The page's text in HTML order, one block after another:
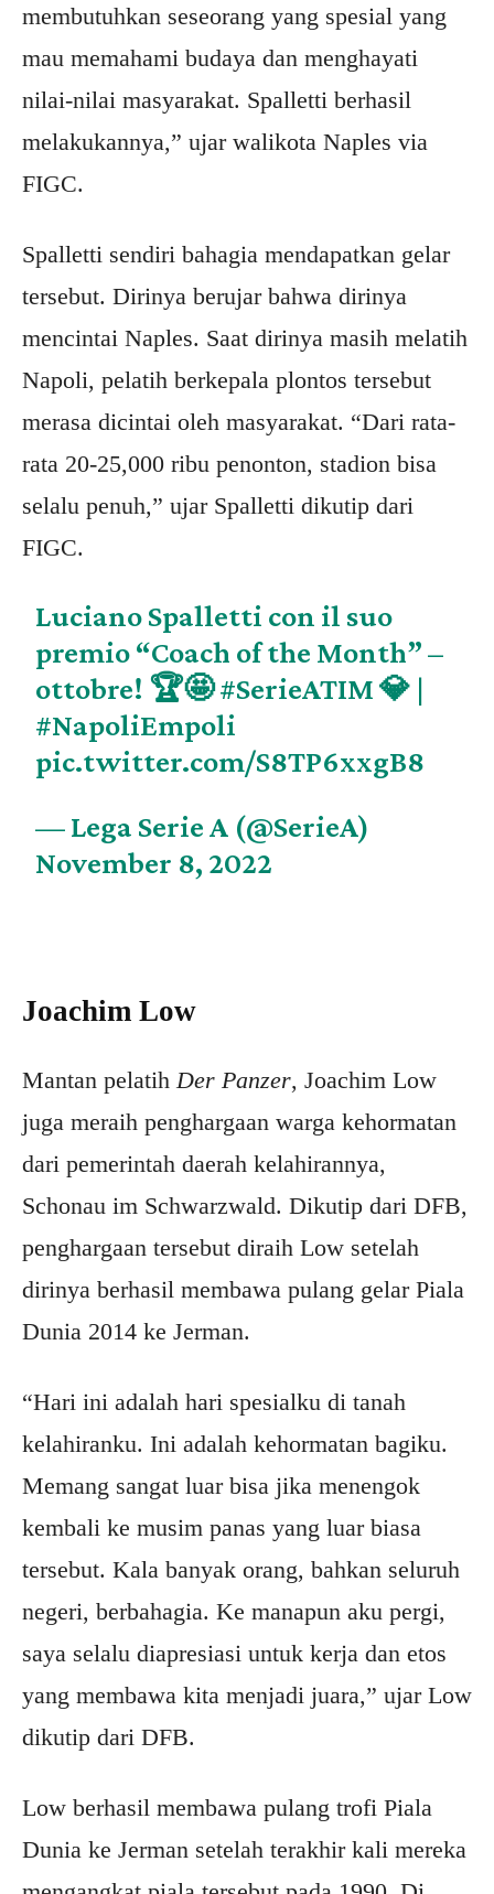
membutuhkan seseorang yang spesial yang
mau memahami budaya dan menghayati
nilai-nilai masyarakat. Spalletti berhasil
melakukannya,” ujar walikota Naples via
FIGC.
Spalletti sendiri bahagia mendapatkan gelar
tersebut. Dirinya berujar bahwa dirinya
mencintai Naples. Saat dirinya masih melatih
Napoli, pelatih berkepala plontos tersebut
merasa dicintai oleh masyarakat. “Dari rata-
rata 20-25,000 ribu penonton, stadion bisa
selalu penuh,” ujar Spalletti dikutip dari
FIGC.
Luciano Spalletti con il suo
premio “Coach of the Month” –
ottobre! 🏆🤩#SerieATIM💎 |
#NapoliEmpoli
pic.twitter.com/S8TP6xxgB8
— Lega Serie A (@SerieA)
November 8, 2022
Joachim Low
Mantan pelatih Der Panzer, Joachim Low
juga meraih penghargaan warga kehormatan
dari pemerintah daerah kelahirannya,
Schonau im Schwarzwald. Dikutip dari DFB,
penghargaan tersebut diraih Low setelah
dirinya berhasil membawa pulang gelar Piala
Dunia 2014 ke Jerman.
“Hari ini adalah hari spesialku di tanah
kelahiranku. Ini adalah kehormatan bagiku.
Memang sangat luar bisa jika menengok
kembali ke musim panas yang luar biasa
tersebut. Kala banyak orang, bahkan seluruh
negeri, berbahagia. Ke manapun aku pergi,
saya selalu diapresiasi untuk kerja dan etos
yang membawa kita menjadi juara,” ujar Low
dikutip dari DFB.
Low berhasil membawa pulang trofi Piala
Dunia ke Jerman setelah terakhir kali mereka